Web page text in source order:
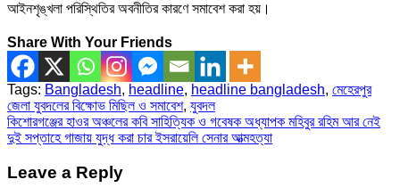
আইনশৃঙ্খলা পরিস্থিতির অবনীতির কারণে সমাবেশ করা হয়।
Share With Your Friends
Tags: Bangladesh, headline, headline bangladesh, মেহেরপুর
জেলা যুবদলের বিক্ষোভ মিছিল ও সমাবেশ, যুবদল
Post
navigation
কিশোরগঞ্জের হাওর অঞ্চলের কবি সাহিত্যিক ও গবেষক অধ্যাপক মহিবুর রহিম আর নেই
দুই সপ্তাহে গাজায় যুদ্ধ করা চার ইসরায়েলি সেনার আত্মহত্যা
Leave a Reply